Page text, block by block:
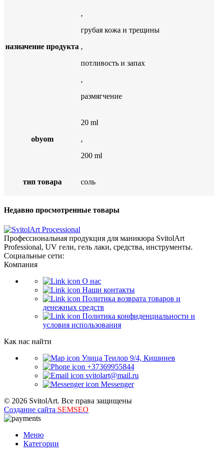
назначение продукта
,
грубая кожа и трещины
,
потливость и запах
,
размягчение
obyom
20 ml
,
200 ml
тип товара соль
Недавно просмотренные товары
Профессиональная продукция для маникюра SvitolArt
Professional, UV гели, гель лаки, средства, инструменты.
Социальные сети:
Компания
О нас
Наши контакты
Политика возврата товаров и
денежных средств
Политика конфиденциальности и
условия использования
Как нас найти
Улица Теилор 9/4, Кишинев
+37369955844
svitolart@mail.ru
Messenger
© 2026 SvitolArt. Все права защищены
Создание сайта SEMSEO
Меню
Категории